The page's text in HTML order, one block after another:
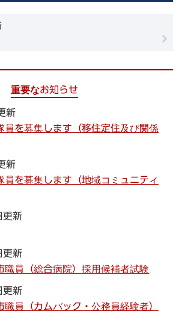
重要なお知らせ
新
員を募集します（移住定住及び関係
新
員を募集します（地域コミュニティ
新
新
職員（総合病院）採用候補者試験
新
員（カムバック・公務員経験者）